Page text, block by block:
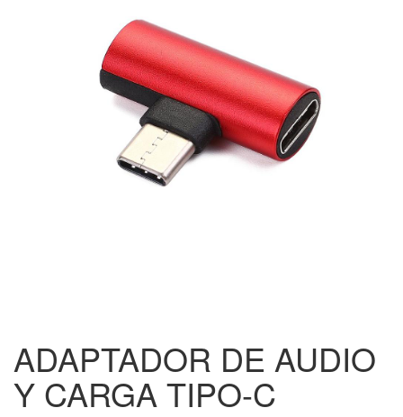
ADAPTADOR DE AUDIO
Y CARGA TIPO-C